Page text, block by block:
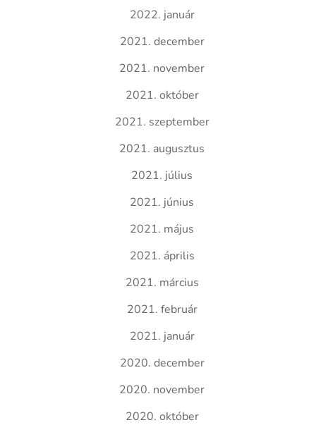
2022. január
2021. december
2021. november
2021. október
2021. szeptember
2021. augusztus
2021. július
2021. június
2021. május
2021. április
2021. március
2021. február
2021. január
2020. december
2020. november
2020. október